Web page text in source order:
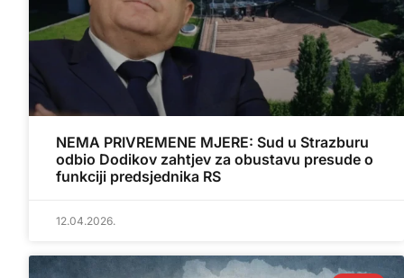
NEMA PRIVREMENE MJERE: Sud u Strazburu
odbio Dodikov zahtjev za obustavu presude o
funkciji predsjednika RS
12.04.2026.